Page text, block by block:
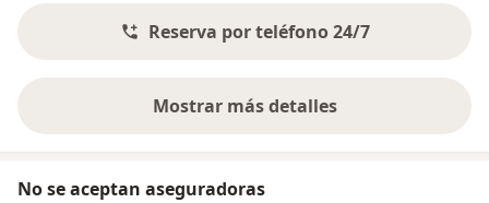
Reserva por teléfono 24/7
Mostrar más detalles
sobre la dirección
No se aceptan aseguradoras